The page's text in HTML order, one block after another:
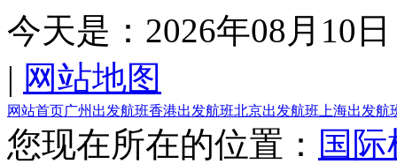
今天是： 2026年08月10日
| 网站地图
网站首页广州出发航班香港出发航班北京出发航班 上海出发航
您现在所在的位置： 国